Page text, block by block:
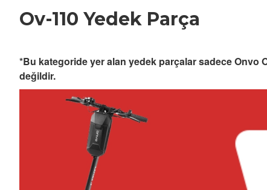
Ov-110 Yedek Parça
*Bu kategoride yer alan yedek parçalar sadece Onvo
değildir.